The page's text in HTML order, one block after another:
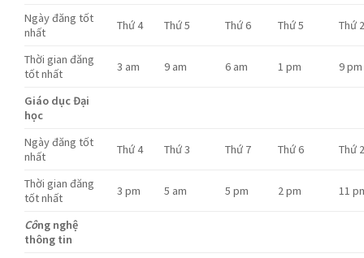
Ngày đăng tốt
nhất
Thứ 4 Thứ 5 Thứ 6 Thứ 5 Thứ
Thời gian đăng
tốt nhất
3 am 9 am 6 am 1 pm 9 pm
Giáo dục Đại
học
Ngày đăng tốt
nhất
Thứ 4 Thứ 3 Thứ 7 Thứ 6 Thứ
Thời gian đăng
tốt nhất
3 pm 5 am 5 pm 2 pm 11
Công nghệ
thông tin